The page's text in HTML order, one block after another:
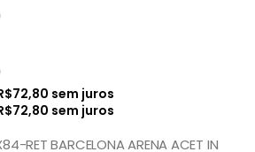
72,80 sem juros
72,80 sem juros
RET BARCELONA ARENA ACET IN